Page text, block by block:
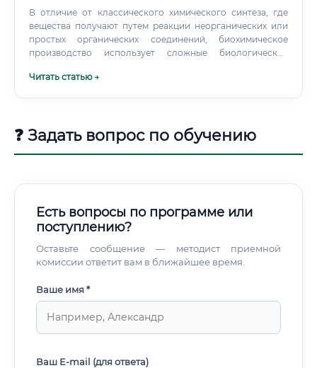
В отличие от классического химического синтеза, где
вещества получают путем реакции неорганических или
простых органических соединений, биохимическое
производство использует сложные биологические
культуры клеток млекопитающих, которые в процессе
гормоны (например, инсулин), моноклональные
антитела, ферменты.
Читать статью →
❓ Задать вопрос по обучению
Есть вопросы по программе или
поступлению?
Оставьте сообщение — методист приемной
комиссии ответит вам в ближайшее время.
Ваше имя *
Ваш E-mail (для ответа)